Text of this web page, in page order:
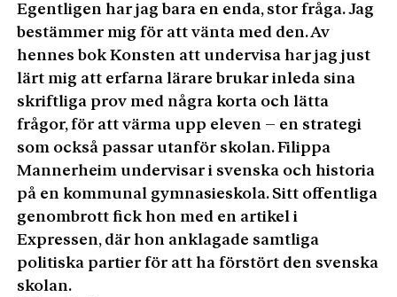
Egentligen har jag bara en enda, stor fråga. Jag
bestämmer mig för att vänta med den. Av
hennes bok Kons­ten att undervisa har jag just
lärt mig att erfarna lärare brukar inleda sina
skriftliga prov med några korta och lätta
frågor, för att värma upp eleven – en strategi
som också passar utanför skolan. Filippa
Mannerheim undervisar i svenska och historia
på en kommunal gymnasieskola. Sitt offentliga
genombrott fick hon med en artikel i
Expressen, där hon anklagade samtliga
politiska partier för att ha förstört den svenska
skolan.